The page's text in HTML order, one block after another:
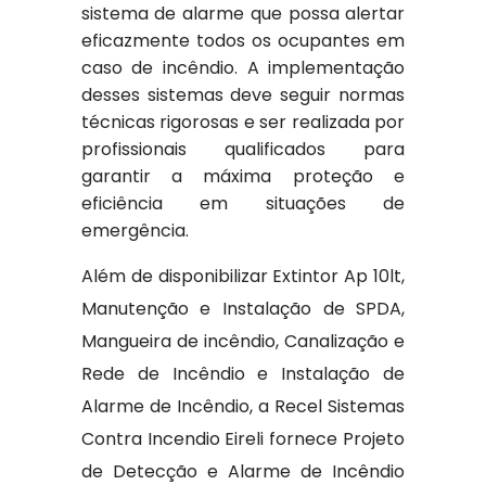
sistema de alarme que possa alertar
eficazmente todos os ocupantes em
caso de incêndio. A implementação
desses sistemas deve seguir normas
técnicas rigorosas e ser realizada por
profissionais qualificados para
garantir a máxima proteção e
eficiência em situações de
emergência.
Além de disponibilizar Extintor Ap 10lt,
Manutenção e Instalação de SPDA,
Mangueira de incêndio, Canalização e
Rede de Incêndio e Instalação de
Alarme de Incêndio, a Recel Sistemas
Contra Incendio Eireli fornece Projeto
de Detecção e Alarme de Incêndio